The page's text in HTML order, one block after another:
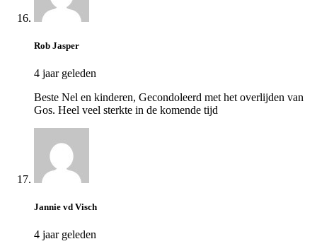
Rob Jasper
4 jaar geleden
Beste Nel en kinderen, Gecondoleerd met het overlijden van
Gos. Heel veel sterkte in de komende tijd
Jannie vd Visch
4 jaar geleden